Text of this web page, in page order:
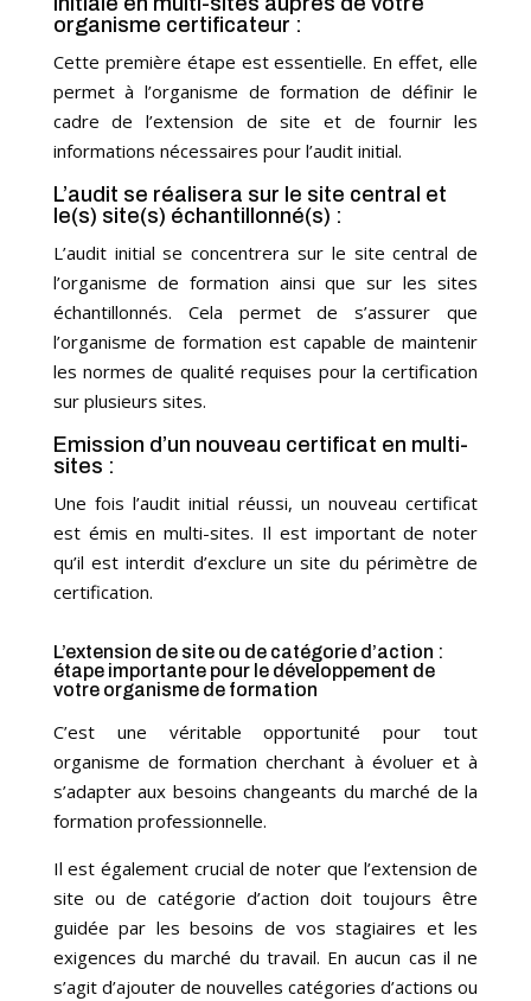
organisme certificateur :
Cette première étape est essentielle. En effet, elle
permet à l’organisme de formation de définir le
cadre de l’extension de site et de fournir les
informations nécessaires pour l’audit initial.
L’audit se réalisera sur le site central et
le(s) site(s) échantillonné(s) :
L’audit initial se concentrera sur le site central de
l’organisme de formation ainsi que sur les sites
échantillonnés. Cela permet de s’assurer que
l’organisme de formation est capable de maintenir
les normes de qualité requises pour la certification
sur plusieurs sites.
Emission d’un nouveau certificat en multi-
sites :
Une fois l’audit initial réussi, un nouveau certificat
est émis en multi-sites. Il est important de noter
qu’il est interdit d’exclure un site du périmètre de
certification.
L’extension de site ou de catégorie d’action :
étape importante pour le développement de
votre organisme de formation
C’est une véritable opportunité pour tout
organisme de formation cherchant à évoluer et à
s’adapter aux besoins changeants du marché de la
formation professionnelle.
Il est également crucial de noter que l’extension de
site ou de catégorie d’action doit toujours être
guidée par les besoins de vos stagiaires et les
exigences du marché du travail. En aucun cas il ne
s’agit d’ajouter de nouvelles catégories d’actions ou